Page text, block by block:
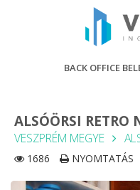
BACK OFFICE
ALSÓÖRSI RETRO
VESZPRÉM MEGYE
1686 NYOMTATÁS